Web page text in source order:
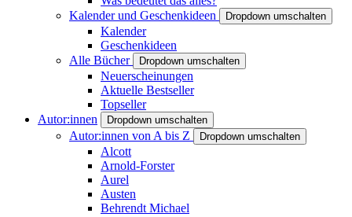
Kalender und Geschenkideen
Dropdown umschalten
Kalender
Geschenkideen
Alle Bücher
Dropdown umschalten
Neuerscheinungen
Aktuelle Bestseller
Topseller
Autor:innen
Dropdown umschalten
Autor:innen von A bis Z Dropdown umschalten
Alcott
Arnold-Forster
Aurel
Austen
Behrendt Michael